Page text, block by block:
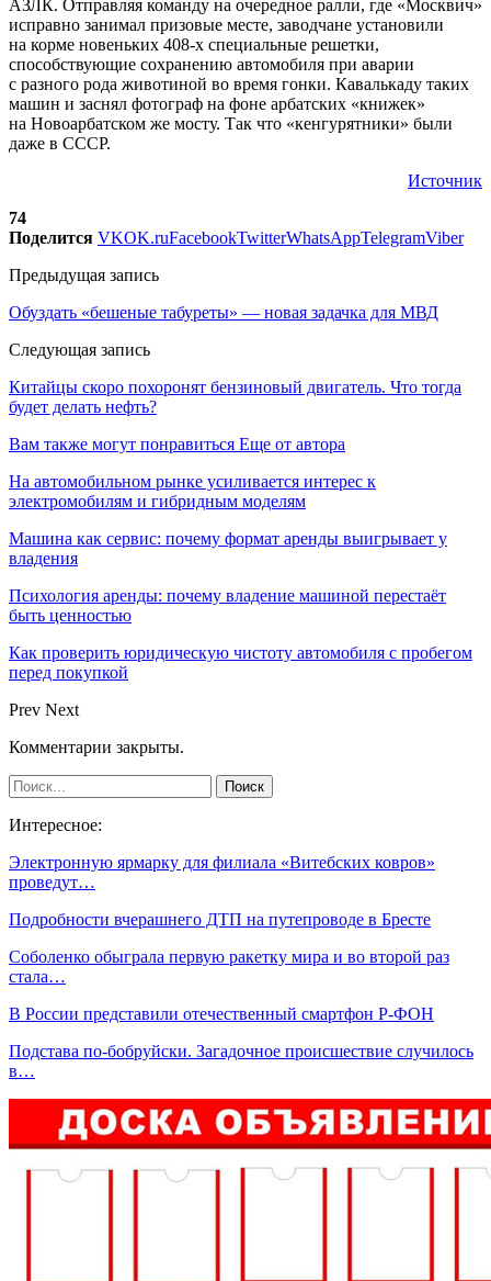
АЗЛК. Отправляя команду на очередное ралли, где «Москвич»
исправно занимал призовые месте, заводчане установили
на корме новеньких 408-х специальные решетки,
способствующие сохранению автомобиля при аварии
с разного рода животиной во время гонки. Кавалькаду таких
машин и заснял фотограф на фоне арбатских «книжек»
на Новоарбатском же мосту. Так что «кенгурятники» были
даже в СССР.
Источник
74
Поделится VKOK.ruFacebookTwitterWhatsAppTelegramViber
Предыдущая запись
Обуздать «бешеные табуреты» — новая задачка для МВД
Следующая запись
Китайцы скоро похоронят бензиновый двигатель. Что тогда
будет делать нефть?
Вам также могут понравиться Еще от автора
На автомобильном рынке усиливается интерес к
электромобилям и гибридным моделям
Машина как сервис: почему формат аренды выигрывает у
владения
Психология аренды: почему владение машиной перестаёт
быть ценностью
Как проверить юридическую чистоту автомобиля с пробегом
перед покупкой
Prev Next
Комментарии закрыты.
Интересное:
Электронную ярмарку для филиала «Витебских ковров»
проведут…
Подробности вчерашнего ДТП на путепроводе в Бресте
Соболенко обыграла первую ракетку мира и во второй раз
стала…
В России представили отечественный смартфон Р-ФОН
Подстава по-бобруйски. Загадочное происшествие случилось
в…